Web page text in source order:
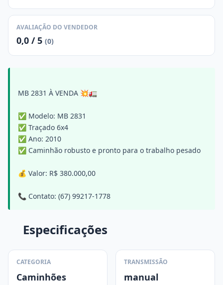
AVALIAÇÃO DO VENDEDOR
0,0 / 5 (0)
MB 2831 À VENDA 💥🚛
✅ Modelo: MB 2831
✅ Traçado 6x4
✅ Ano: 2010
✅ Caminhão robusto e pronto para o trabalho pesado
💰 Valor: R$ 380.000,00
📞 Contato: (67) 99217-1778
Especificações
CATEGORIA
Caminhões
TRANSMISSÃO
manual